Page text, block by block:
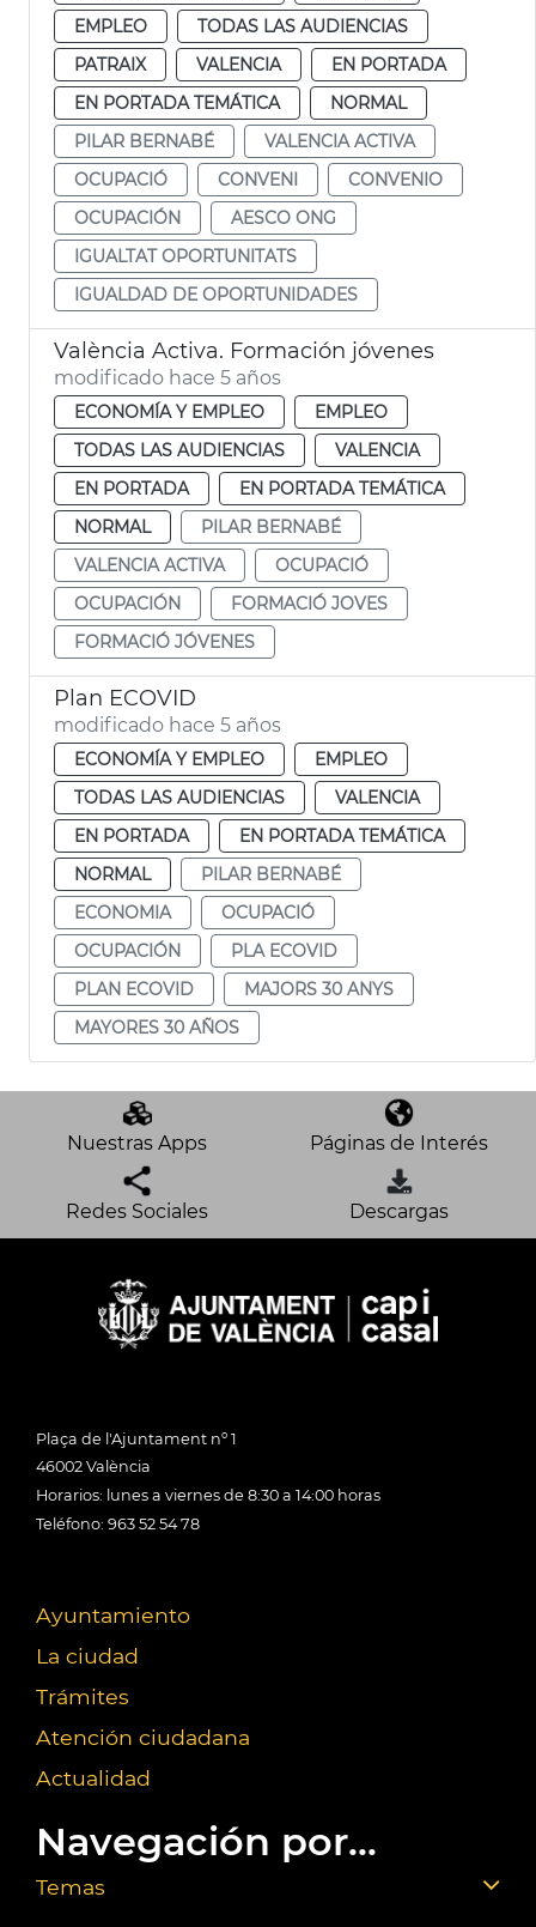
EMPLEO
TODAS LAS AUDIENCIAS
PATRAIX
VALENCIA
EN PORTADA
EN PORTADA TEMÁTICA
NORMAL
PILAR BERNABÉ
VALENCIA ACTIVA
OCUPACIÓ
CONVENI
CONVENIO
OCUPACIÓN
AESCO ONG
IGUALTAT OPORTUNITATS
IGUALDAD DE OPORTUNIDADES
València Activa. Formación jóvenes
modificado hace 5 años
ECONOMÍA Y EMPLEO
EMPLEO
TODAS LAS AUDIENCIAS
VALENCIA
EN PORTADA
EN PORTADA TEMÁTICA
NORMAL
PILAR BERNABÉ
VALENCIA ACTIVA
OCUPACIÓ
OCUPACIÓN
FORMACIÓ JOVES
FORMACIÓ JÓVENES
Plan ECOVID
modificado hace 5 años
ECONOMÍA Y EMPLEO
EMPLEO
TODAS LAS AUDIENCIAS
VALENCIA
EN PORTADA
EN PORTADA TEMÁTICA
NORMAL
PILAR BERNABÉ
ECONOMIA
OCUPACIÓ
OCUPACIÓN
PLA ECOVID
PLAN ECOVID
MAJORS 30 ANYS
MAYORES 30 AÑOS
Nuestras Apps Páginas de Interés
Redes Sociales Descargas
Plaça de l'Ajuntament nº 1
46002 València
Horarios: lunes a viernes de 8:30 a 14:00 horas
Teléfono: 963 52 54 78
Ayuntamiento
La ciudad
Trámites
Atención ciudadana
Actualidad
Navegación por...
Temas